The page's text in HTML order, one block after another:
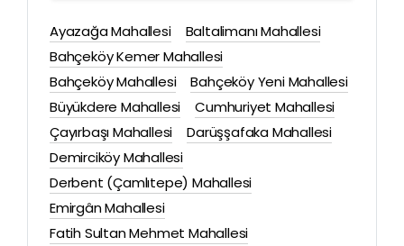
Ayazağa Mahallesi
Baltalimanı Mahallesi
Bahçeköy Kemer Mahallesi
Bahçeköy Mahallesi
Bahçeköy Yeni Mahallesi
Büyükdere Mahallesi
Cumhuriyet Mahallesi
Çayırbaşı Mahallesi
Darüşşafaka Mahallesi
Demirciköy Mahallesi
Derbent (Çamlıtepe) Mahallesi
Emirgân Mahallesi
Fatih Sultan Mehmet Mahallesi